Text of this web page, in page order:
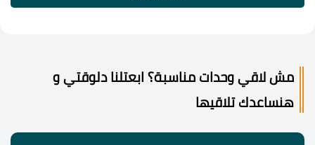
مش لاقي وحدات مناسبة؟ ابعتلنا دلوقتي و
هنساعدك تلاقيها